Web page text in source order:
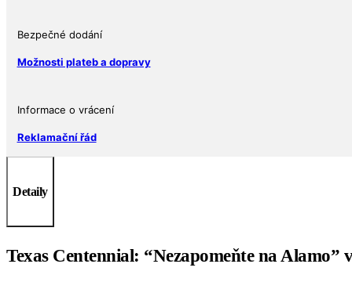
999
Bezpečné dodání
Možnosti plateb a dopravy
Informace o vrácení
Reklamační řád
Detaily
Texas Centennial: “Nezapomeňte na Alamo”